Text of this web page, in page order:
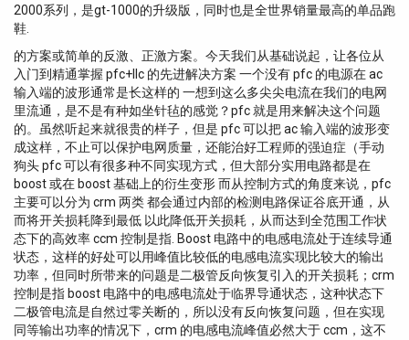
2000系列，是gt-1000的升级版，同时也是全世界销量最高的单品跑
鞋.
的方案或简单的反激、正激方案。今天我们从基础说起，让各位从
入门到精通掌握 pfc+llc 的先进解决方案 一个没有 pfc 的电源在 ac
输入端的波形通常是长这样的 一想到这么多尖尖电流在我们的电网
里流通，是不是有种如坐针毡的感觉？pfc 就是用来解决这个问题
的。虽然听起来就很贵的样子，但是 pfc 可以把 ac 输入端的波形变
成这样，不止可以保护电网质量，还能治好工程师的强迫症（手动
狗头 pfc 可以有很多种不同实现方式，但大部分实用电路都是在
boost 或在 boost 基础上的衍生变形 而从控制方式的角度来说，pfc
主要可以分为 crm 两类 都会通过内部的检测电路保证谷底开通，从
而将开关损耗降到最低 以此降低开关损耗，从而达到全范围工作状
态下的高效率 ccm 控制是指. Boost 电路中的电感电流处于连续导通
状态，这样的好处可以用峰值比较低的电感电流实现比较大的输出
功率，但同时所带来的问题是二极管反向恢复引入的开关损耗；crm
控制是指 boost 电路中的电感电流处于临界导通状态，这种状态下
二极管电流是自然过零关断的，所以没有反向恢复问题，但在实现
同等输出功率的情况下，crm 的电感电流峰值必然大于 ccm，这不